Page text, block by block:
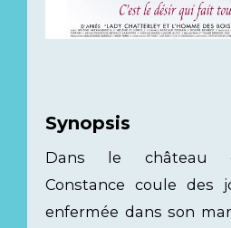
Synopsis
Dans le château
Constance coule des
enfermée dans son